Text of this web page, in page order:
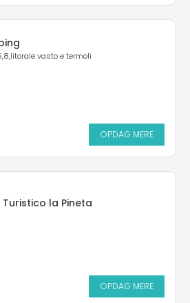
vasto e termoli
OPDAG MERE
la Pineta
OPDAG MERE